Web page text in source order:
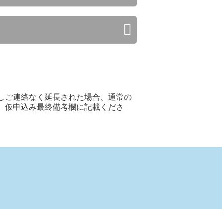
ご連絡なく延長された場合、通常の
申込み最終備考欄に記載くださ